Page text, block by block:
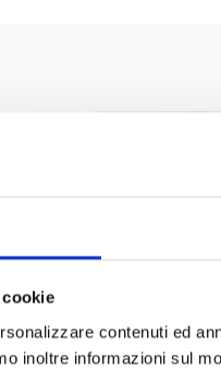
contenuti ed
inoltre informazioni sul